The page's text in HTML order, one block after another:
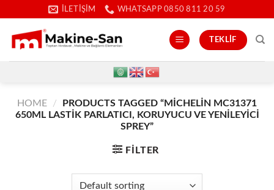
İLETIŞIM WHATSAPP 0850 811 20 59
TEKLIF
HOME /
PRODUCTS TAGGED “MICHELIN MC31371
650ML LASTIK PARLATICI, KORUYUCU VE YENILEYICI
SPREY”
FILTER